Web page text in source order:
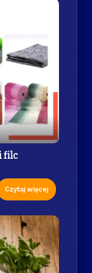
filc
Czytaj więcej